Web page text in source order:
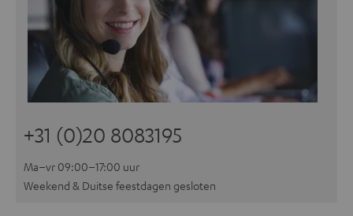
+31 (0)20 8083195
Ma–vr 09:00–17:00 uur
Weekend & Duitse feestdagen gesloten